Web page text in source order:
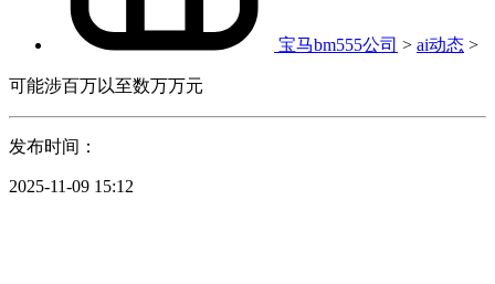
宝马bm555公司 > ai动态 >
可能涉百万以至数万万元
发布时间：
2025-11-09 15:12